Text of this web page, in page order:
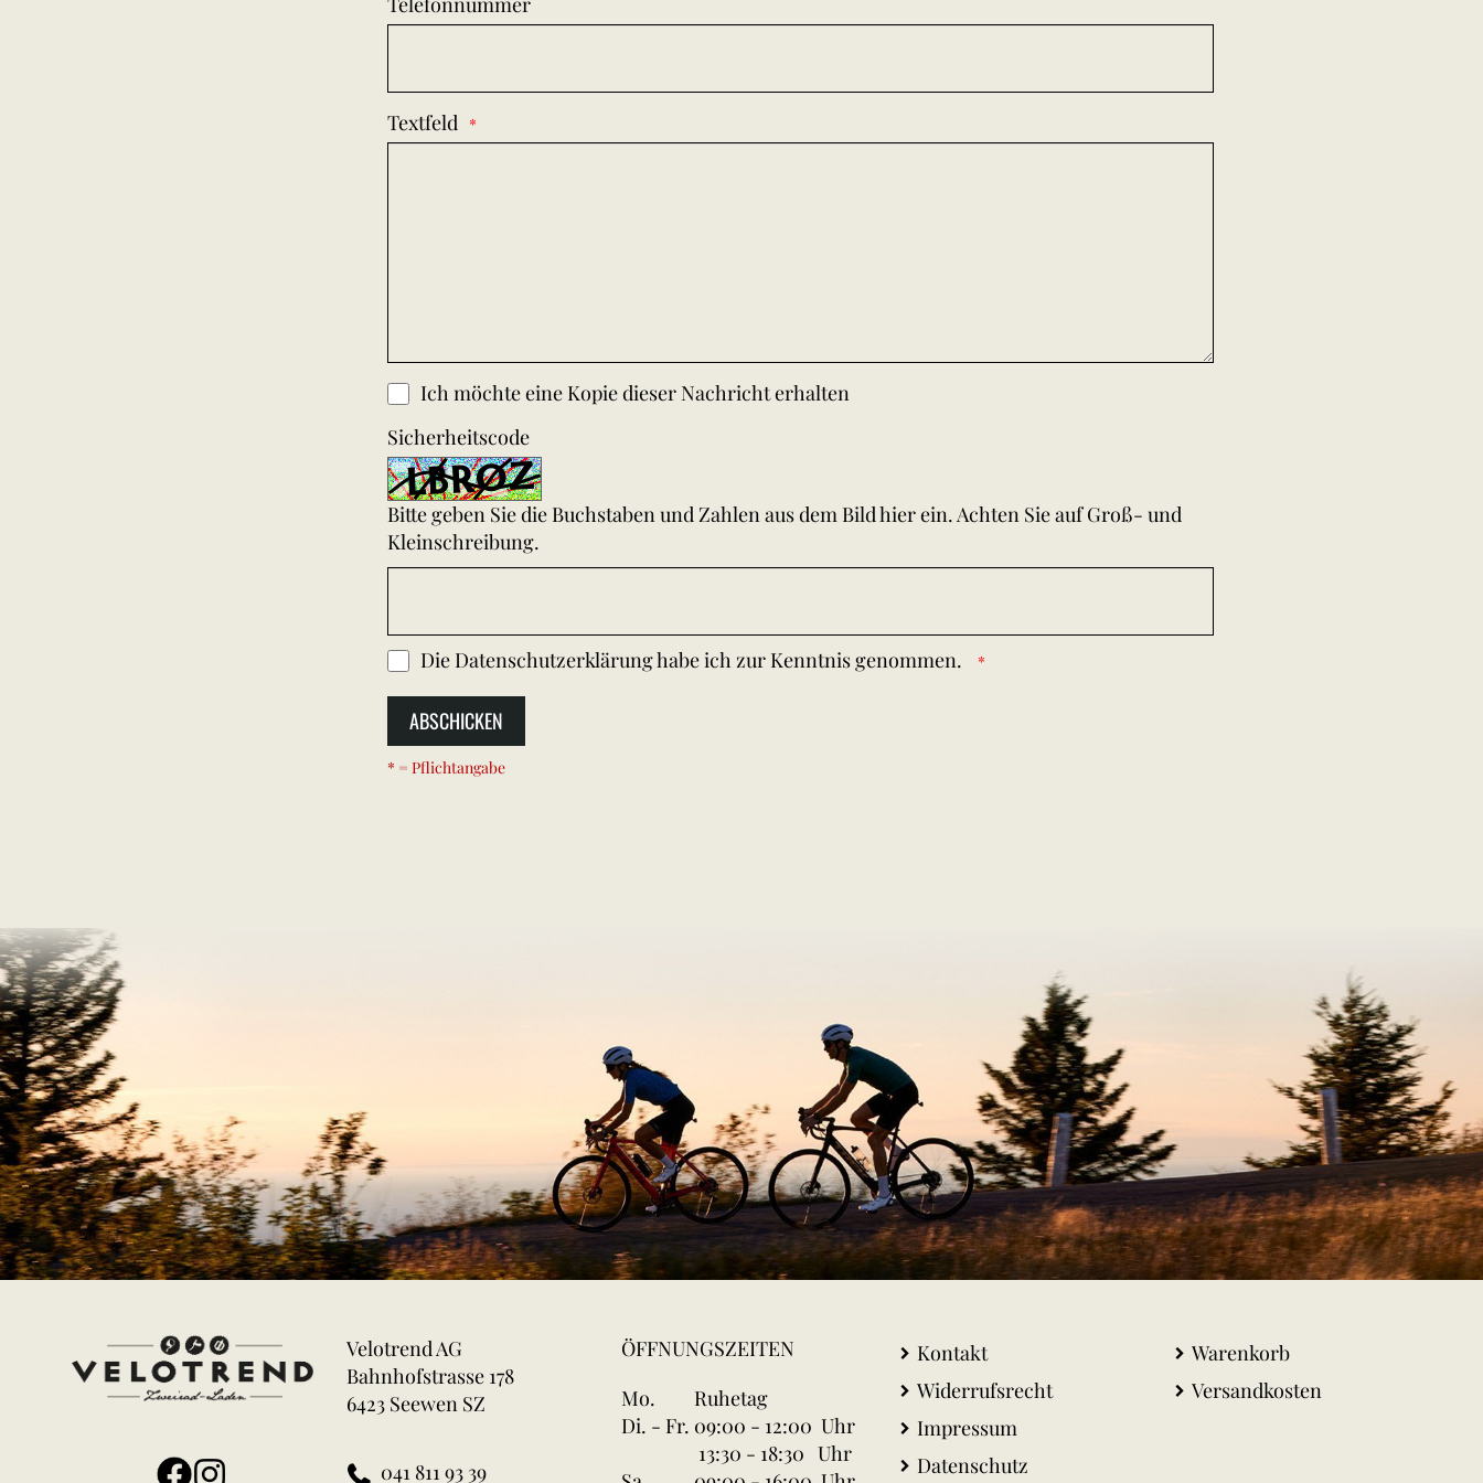
Textfeld
Ich möchte eine Kopie dieser Nachricht erhalten
Sicherheitscode
Bitte geben Sie die Buchstaben und Zahlen aus dem Bild hier ein. Achten Sie auf Groß- und
Kleinschreibung.
Die Datenschutzerklärunghabe ich zur Kenntnis genommen.
ABSCHICKEN
* = Pflichtangabe
Velotrend AG
Bahnhofstrasse 178
6423 Seewen SZ
041 811 93 39
ÖFFNUNGSZEITEN
Mo.
Ruhetag
Di. - Fr. 09:00 - 12:00 Uhr
13:30 - 18:30 Uhr
Kontakt
Widerrufsrecht
Impressum
Datenschutz
Warenkorb
Versandkosten